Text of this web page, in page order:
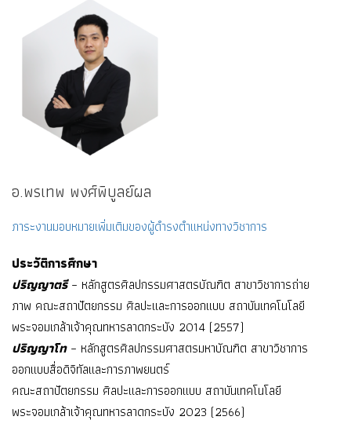
อ.พรเทพ พงศ์พิบูลย์ผล
ภาระงานมอบหมายเพิ่มเติมของผู้ดำรงตำแหน่งทางวิชาการ
ประวัติการศึกษา
ปริญญาตรี– หลักสูตรศิลปกรรมศาสตรบัณฑิต สาขาวิชาการถ่าย
ภาพ คณะสถาปัตยกรรม ศิลปะและการออกแบบ สถาบันเทคโนโลยี
พระจอมเกล้าเจ้าคุณทหารลาดกระบัง 2014 (2557)
ปริญญาโท– หลักสูตรศิลปกรรมศาสตรมหาบัณฑิต สาขาวิชาการ
ออกแบบสื่อดิจิทัลและการภาพยนตร์
คณะสถาปัตยกรรม ศิลปะและการออกแบบ สถาบันเทคโนโลยี
พระจอมเกล้าเจ้าคุณทหารลาดกระบัง 2023 (2566)